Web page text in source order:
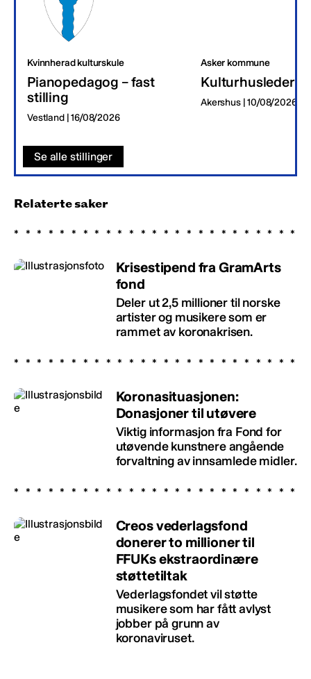
Kvinnherad kulturskule
Pianopedagog – fast
stilling
Vestland | 16/08/2026
Asker kommune
Kulturhusleder
Akershus | 10/08/2026
Se alle stillinger
Relaterte saker
Krisestipend fra GramArts
fond
Deler ut 2,5 millioner til norske
artister og musikere som er
rammet av koronakrisen.
Koronasituasjonen:
Donasjoner til utøvere
Viktig informasjon fra Fond for
utøvende kunstnere angående
forvaltning av innsamlede midler.
Creos vederlagsfond
donerer to millioner til
FFUKs ekstraordinære
støttetiltak
Vederlagsfondet vil støtte
musikere som har fått avlyst
jobber på grunn av
koronaviruset.